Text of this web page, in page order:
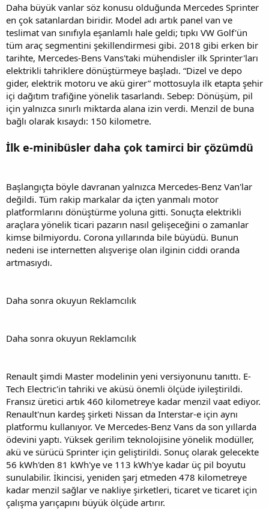
Daha büyük vanlar söz konusu olduğunda Mercedes Sprinter
en çok satanlardan biridir. Model adı artık panel van ve
teslimat van sınıfıyla eşanlamlı hale geldi; tıpkı VW Golf'ün
tüm araç segmentini şekillendirmesi gibi. 2018 gibi erken bir
tarihte, Mercedes-Bens Vans'taki mühendisler ilk Sprinter'ları
elektrikli tahriklere dönüştürmeye başladı. “Dizel ve depo
gider, elektrik motoru ve akü girer” mottosuyla ilk etapta şehir
içi dağıtım trafiğine yönelik tasarlandı. Sebep: Dönüşüm, pil
için yalnızca sınırlı miktarda alana izin verdi. Menzil de buna
bağlı olarak kısaydı: 150 kilometre.
İlk e-minibüsler daha çok tamirci bir çözümdü
Başlangıçta böyle davranan yalnızca Mercedes-Benz Van'lar
değildi. Tüm rakip markalar da içten yanmalı motor
platformlarını dönüştürme yoluna gitti. Sonuçta elektrikli
araçlara yönelik ticari pazarın nasıl gelişeceğini o zamanlar
kimse bilmiyordu. Corona yıllarında bile büyüdü. Bunun
nedeni ise internetten alışverişe olan ilginin ciddi oranda
artmasıydı.
Daha sonra okuyun Reklamcılık
Daha sonra okuyun Reklamcılık
Renault şimdi Master modelinin yeni versiyonunu tanıttı. E-
Tech Electric'in tahriki ve aküsü önemli ölçüde iyileştirildi.
Fransız üretici artık 460 kilometreye kadar menzil vaat ediyor.
Renault'nun kardeş şirketi Nissan da Interstar-e için aynı
platformu kullanıyor. Ve Mercedes-Benz Vans da son yıllarda
ödevini yaptı. Yüksek gerilim teknolojisine yönelik modüller,
akü ve sürücü Sprinter için geliştirildi. Sonuç olarak gelecekte
56 kWh'den 81 kWh'ye ve 113 kWh'ye kadar üç pil boyutu
sunulabilir. İkincisi, yeniden şarj etmeden 478 kilometreye
kadar menzil sağlar ve nakliye şirketleri, ticaret ve ticaret için
çalışma yarıçapını büyük ölçüde artırır.